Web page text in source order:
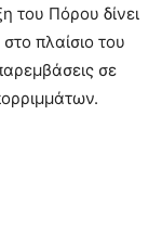
του Πόρου δίνει
στο πλαίσιο του
σε